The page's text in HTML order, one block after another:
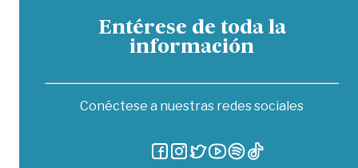
Entérese de toda la
información
Conéctese a nuestras redes sociales